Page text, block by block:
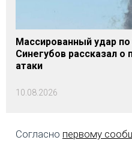
Массированный удар по
Синегубов рассказал о
атаки
10.08.2026
Согласно первому